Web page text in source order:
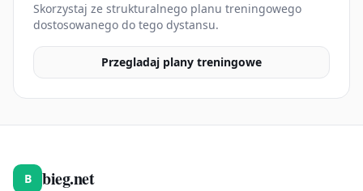
Skorzystaj ze strukturalnego planu treningowego
dostosowanego do tego dystansu.
Przegladaj plany treningowe
B bieg.net